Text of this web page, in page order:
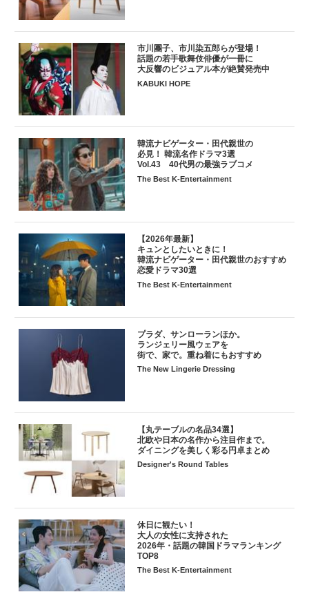
市川團子、市川染五郎らが登場！
話題の若手歌舞伎俳優が一冊に
大反響のビジュアル本が絶賛発売中
KABUKI HOPE
韓流ナビゲーター・田代親世の
必見！ 韓流名作ドラマ3選
Vol.43 40代男の最強ラブコメ
The Best K-Entertainment
【2026年最新】
キュンとしたいときに！
韓流ナビゲーター・田代親世のおすすめ
恋愛ドラマ30選
The Best K-Entertainment
プラダ、サンローランほか。
ランジェリー風ウェアを
街で、家で。重ね着にもおすすめ
The New Lingerie Dressing
【丸テーブルの名品34選】
北欧や日本の名作から注目作まで。
ダイニングを美しく彩る円卓まとめ
Designer's Round Tables
休日に観たい！
大人の女性に支持された
2026年・話題の韓国ドラマランキング
TOP8
The Best K-Entertainment